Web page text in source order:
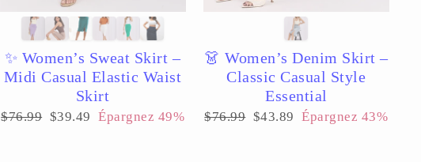
✨ Women’s Sweat Skirt –
Midi Casual Elastic Waist
Skirt
Prix
$76.99 Prix
$39.49 Épargnez 49%
👗 Women’s Denim Skirt –
Classic Casual Style
Essential
Prix
$76.99 Prix
$43.89 Épargnez 43%